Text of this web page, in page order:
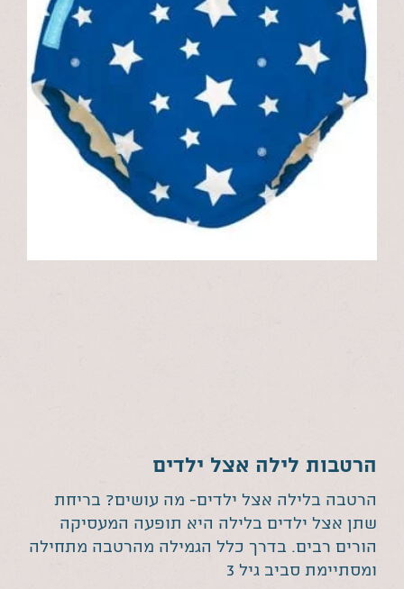
הרטבות לילה אצל ילדים
הרטבה בלילה אצל ילדים- מה עושים? בריחת
שתן אצל ילדים בלילה היא תופעה המעסיקה
הורים רבים. בדרך כלל הגמילה מהרטבה מתחילה
ומסתיימת סביב גיל 3